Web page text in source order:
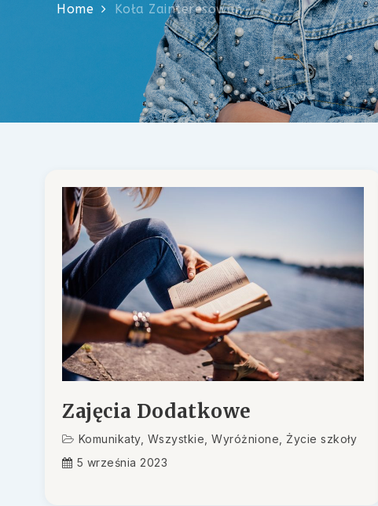
Home Koła Zainteresowań
Zajęcia Dodatkowe
Komunikaty, Wszystkie Wyróżnione Życie szkoły
5 września 2023